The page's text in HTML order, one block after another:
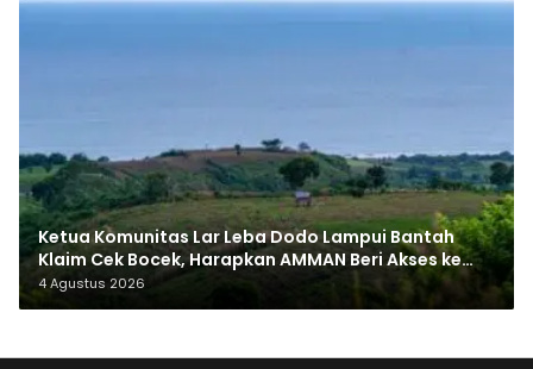
Ketua Komunitas Lar Leba Dodo Lampui Bantah
Klaim Cek Bocek, Harapkan AMMAN Beri Akses ke
Makam Leluhur
4 Agustus 2026